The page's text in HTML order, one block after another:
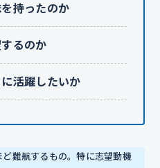
持ったのか
るのか
活躍したいか
難航するもの。特に志望動機